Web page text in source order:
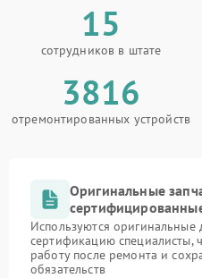
15
сотрудников в штате
3816
отремонтированных устройств
Оригинальные
Используются
сертификацию специалисты,
работу после ремонта и
обязательств